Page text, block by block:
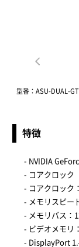
型番：ASU-DUAL-
特徴
- NVIDIA
- コアクロック
- コアクロック
- メモリスピー
- メモリバス：
- ビデオメモリ
- DisplayPort